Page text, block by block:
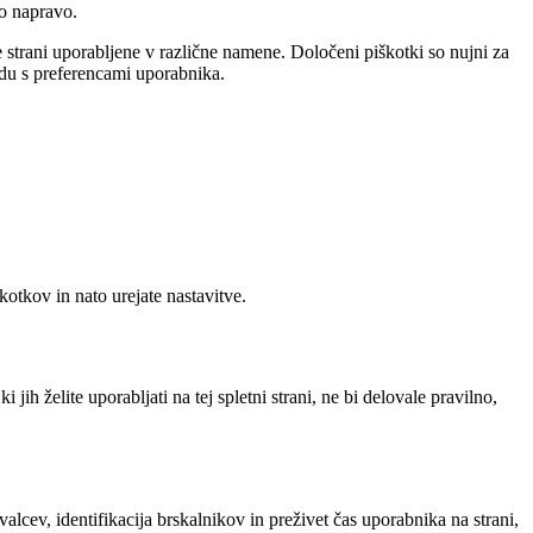
napravo.
uporabljene v različne namene. Določeni piškotki so nujni za
s preferencami uporabnika.
in nato urejate nastavitve.
jih želite uporabljati na tej spletni strani, ne bi delovale pravilno,
identifikacija brskalnikov in preživet čas uporabnika na strani,